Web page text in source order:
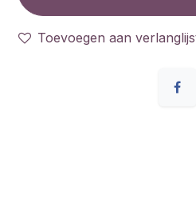
Toevoegen aan